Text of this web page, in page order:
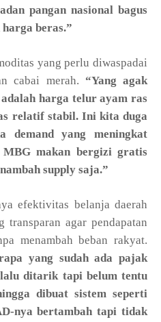
pangan nasional bagus
beras.”
yang perlu diwaspadai
cabai merah. “Yang agak
harga telur ayam ras
relatif stabil. Ini kita duga
demand yang meningkat
makan bergizi gratis
supply saja.”
efektivitas belanja daerah
agar pendapatan
menambah beban rakyat.
yang sudah ada pajak
ditarik tapi belum tentu
dibuat sistem seperti
nya bertambah tapi tidak